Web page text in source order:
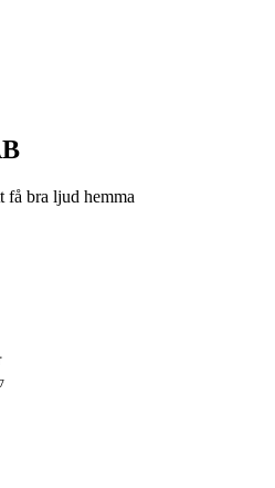
få bra ljud hemma